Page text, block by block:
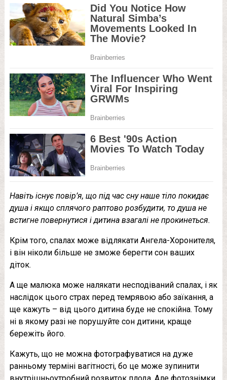
Навіть існує повір’я, що під час сну наше тіло покидає
душа і якщо сплячого раптово розбудити, то душа не
встигне повернутися і дитина взагалі не прокинеться.
Крім того, спалах може відлякати Ангела-Хоронителя,
і він ніколи більше не зможе берегти сон ваших
діток.
А ще малюка може налякати несподіваний спалах, і як
наслідок цього страх перед темрявою або заїкання, а
ще кажуть – від цього дитина буде не спокійна. Тому
ні в якому разі не порушуйте сон дитини, краще
бережіть його.
Кажуть, що не можна фотографуватися на дуже
ранньому терміні вагітності, бо це може зупинити